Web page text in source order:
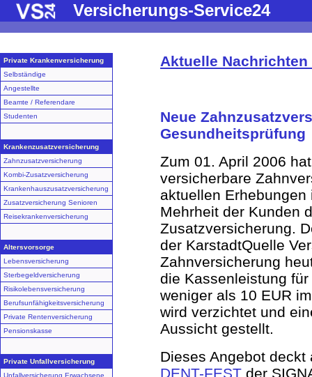
Versicherungs-Service24
Private Krankenversicherung
Selbständige
Angestellte
Beamte / Referendare
Studenten
Krankenzusatzversicherung
Zahnzusatzversicherung
Kombi-Zusatzversicherung
Krankenhauszusatzversicherung
Zusatzversicherung Senioren
Reisekrankenversicherung
Altersvorsorge
Lebensversicherung
Sterbegeldversicherung
Risikolebensversicherung
Berufsunfähigkeitsversicherung
Private Rentenversicherung
Pensionskasse
Private Unfallversicherung
Unfallversicherung Erwachsene
Aktuelle
Neue
Gesundheitsprüfung
Zum 01. April 2006
versicherbare
aktuellen
Mehrheit der Kunden
Zusatzversicherung.
der KarstadtQuelle
Zahnversicherung
die Kassenleistung
weniger als 10 EUR
wird verzichtet und
Aussicht gestellt.
Dieses Angebot
DENT-FEST der